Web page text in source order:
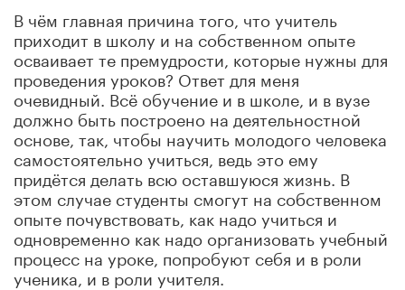
В чём главная причина того, что учитель
приходит в школу и на собственном опыте
осваивает те премудрости, которые нужны для
проведения уроков? Ответ для меня
очевидный. Всё обучение и в школе, и в вузе
должно быть построено на деятельностной
основе, так, чтобы научить молодого человека
самостоятельно учиться, ведь это ему
придётся делать всю оставшуюся жизнь. В
этом случае студенты смогут на собственном
опыте почувствовать, как надо учиться и
одновременно как надо организовать учебный
процесс на уроке, попробуют себя и в роли
ученика, и в роли учителя.